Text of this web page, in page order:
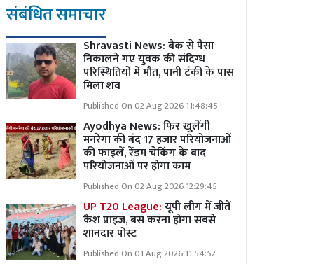
संबंधित समाचार
Shravasti News: बैंक से पैसा
निकालने गए युवक की संदिग्ध
परिस्थितियों में मौत, पानी टंकी के पास
मिला शव
Published On 02 Aug 2026 11:48:45
Ayodhya News: फिर खुलेंगी
मनरेगा की बंद 17 हजार परियोजनाओं
की फाइलें, रेंडम चेकिंग के बाद
परियोजनाओं पर होगा काम
Published On 02 Aug 2026 12:29:45
UP T20 League:यूपी लीग में जीतें
कैश प्राइज, बस करना होगा सबसे
शानदार पोस्ट
Published On 01 Aug 2026 11:54:52